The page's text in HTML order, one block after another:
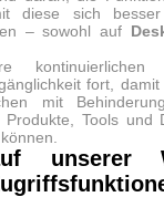
diese sich
– sowohl auf
kontinuierlichen
fort, damit
mit
Tools und
unserer